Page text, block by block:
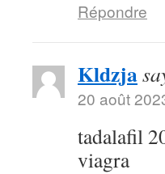
Répondre
Kldzja
20 août
tadalafil
viagra